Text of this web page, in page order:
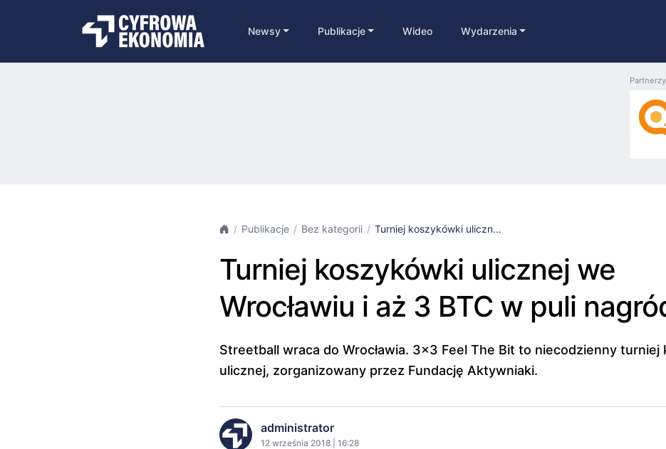
Newsy Publikacje Wideo Wydarzenia
Publikacje Bez kategorii Turniej koszykówki uliczn...
Turniej koszykówki ulicznej we
Wrocławiu i aż 3 BTC w puli
Streetball wraca do Wrocławia. 3x3 Feel The Bit to niecodzienny turniej
ulicznej, zorganizowany przez Fundację Aktywniaki.
administrator
12 września 2018 | 16:28